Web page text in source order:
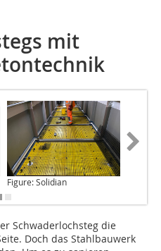
mit
Figure: Solidian
Schwaderlochsteg die
Doch das Stahlbauwerk